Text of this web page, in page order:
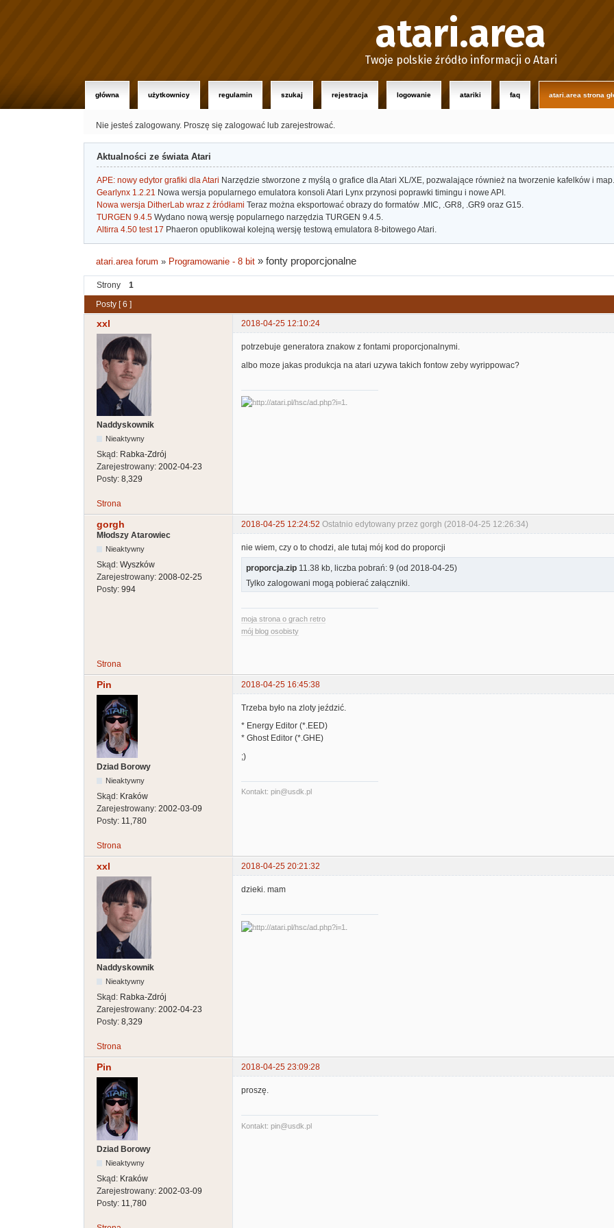
atari.area
Twoje polskie źródło informacji o Atari
główna użytkownicy regulamin szukaj rejestracja logowanie atariki faq atari.area strona
Nie jesteś zalogowany. Proszę się zalogować lub zarejestrować.
Aktualności ze świata Atari
APE: nowy edytor grafiki dla Atari Narzędzie stworzone z myślą o grafice dla Atari XL/XE, pozwalające również na tworzenie kafelków i map.
Gearlynx 1.2.21 Nowa wersja popularnego emulatora konsoli Atari Lynx przynosi poprawki timingu i nowe API.
Nowa wersja DitherLab wraz z źródłami Teraz można eksportować obrazy do formatów .MIC, .GR8, .GR9 oraz G15.
TURGEN 9.4.5 Wydano nową wersję popularnego narzędzia TURGEN 9.4.5.
Altirra 4.50 test 17 Phaeron opublikował kolejną wersję testową emulatora 8-bitowego Atari.
atari.area forum » Programowanie - 8 bit »fonty proporcjonalne
Strony
1
Posty [ 6 ]
xxl 2018-04-25 12:10:24
Naddyskownik
Nieaktywny
Skąd: Rabka-Zdrój
Zarejestrowany: 2002-04-23
Posty: 8,329
potrzebuje generatora znakow z fontami proporcjonalnymi.
albo moze jakas produkcja na atari uzywa takich fontow zeby wyrippowac?
Strona
gorgh 2018-04-25 12:24:52 Ostatnio edytowany przez gorgh (2018-04-25 12:26:34)
Młodszy Atarowiec
Nieaktywny
Skąd: Wyszków
Zarejestrowany: 2008-02-25
Posty: 994
nie wiem, czy o to chodzi, ale tutaj mój kod do proporcji
proporcja.zip 11.38 kb, liczba pobrań: 9 (od 2018-04-25)
Tylko zalogowani mogą pobierać załączniki.
moja strona o grach retro
mój blog osobisty
Strona
Pin 2018-04-25 16:45:38
Dziad Borowy
Nieaktywny
Skąd: Kraków
Zarejestrowany: 2002-03-09
Posty: 11,780
Trzeba było na zloty jeździć.
* Energy Editor (*.EED)
* Ghost Editor (*.GHE)
;)
Kontakt: pin@usdk.pl
Strona
xxl 2018-04-25 20:21:32
Naddyskownik
Nieaktywny
Skąd: Rabka-Zdrój
Zarejestrowany: 2002-04-23
Posty: 8,329
dzieki. mam
Strona
Pin 2018-04-25 23:09:28
Dziad Borowy
Nieaktywny
Skąd: Kraków
Zarejestrowany: 2002-03-09
Posty: 11,780
proszę.
Kontakt: pin@usdk.pl